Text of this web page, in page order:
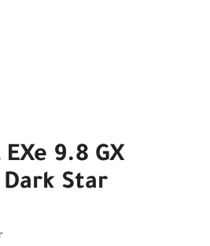
9.8 GX
Dark Star